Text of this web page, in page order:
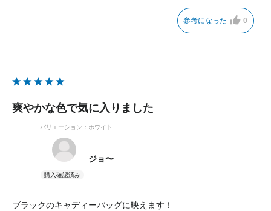
参考になった 0
爽やかな色で気に入りました
バリエーション：ホワイト
ジョ〜
ブラックのキャディーバッグに映えます！